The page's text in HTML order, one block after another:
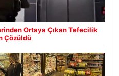
Ortaya Çıkan Tefecilik
Çözüldü